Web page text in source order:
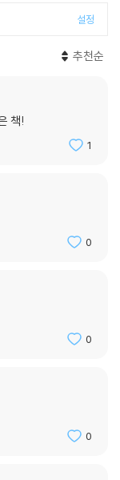
내게, 소라는 이혼을
이었다. 나는 〈돌싱
. 그녀의 존재는 일하
미국에서 ‘한국 워
비벼 먹고 밥 한 공
진 커피숍에서 일과
절 자취하며 엄마 밥
며 아무렇지 않게 털
되어 단단한 벽돌과
에 대중의 서사를 입
읽어야 한다. 세상
설정
추천순
책!
1
0
0
0